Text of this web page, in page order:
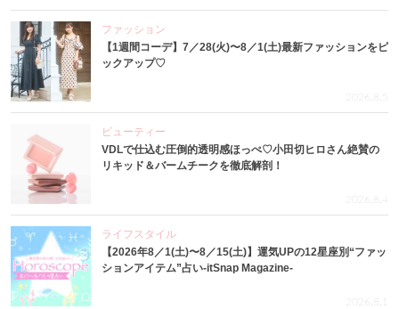
ファッション
【1週間コーデ】7／28(火)〜8／1(土)最新ファッションをピ
ックアップ♡
2026.8.5
ビューティー
VDLで仕込む圧倒的透明感ほっぺ♡小田切ヒロさん絶賛の
リキッド＆バームチークを徹底解剖！
2026.8.4
ライフスタイル
【2026年8／1(土)〜8／15(土)】運気UPの12星座別“ファッ
ションアイテム”占い-itSnap Magazine-
2026.8.1